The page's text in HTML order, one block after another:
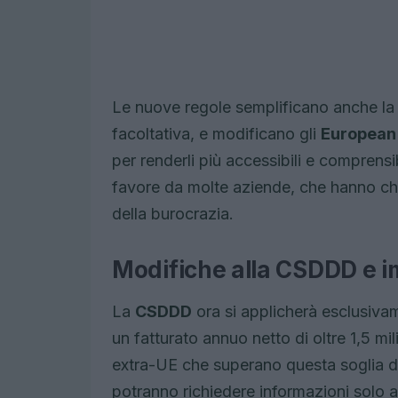
Le nuove regole semplificano anche
facoltativa, e modificano gli
per renderli più accessibili e
favore da molte aziende, che hanno
della burocrazia.
Modifiche alla CSDDD e
La CSDDD ora si applicherà
un fatturato annuo netto di oltre 1,5
extra-UE che superano questa soglia
potranno richiedere informazioni solo